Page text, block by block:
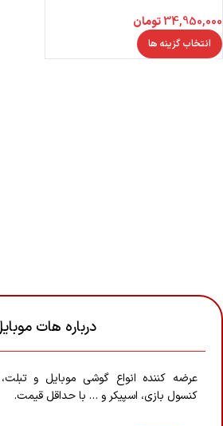
34,950,000تومان
انتخاب گزینه ها
درباره هات
عرضه کننده انواع گوشی موبایل و تبلت،
کنسول بازی، اسپیکر و … با حداقل قیمت.